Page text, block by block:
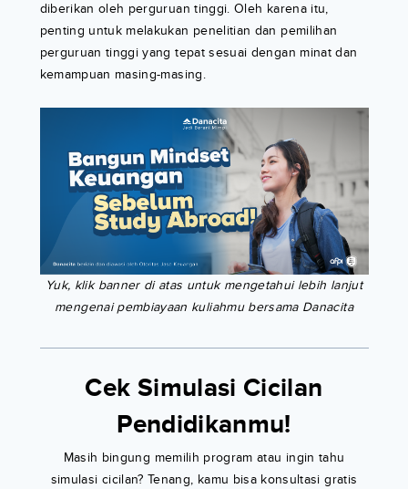
diberikan oleh perguruan tinggi. Oleh karena itu,
penting untuk melakukan penelitian dan pemilihan
perguruan tinggi yang tepat sesuai dengan minat dan
kemampuan masing-masing.
Yuk, klik banner di atas untuk mengetahui lebih lanjut
mengenai pembiayaan kuliahmu bersama Danacita
Cek Simulasi Cicilan
Pendidikanmu!
Masih bingung memilih program atau ingin tahu
simulasi cicilan? Tenang, kamu bisa konsultasi gratis